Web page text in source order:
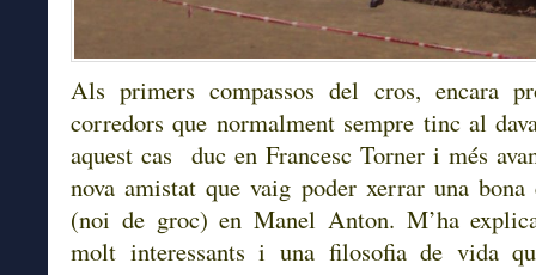
Als primers compassos del cros, encara
corredors que normalment sempre tinc al
aquest cas duc en Francesc Torner i més
nova amistat que vaig poder xerrar una
(noi de groc) en Manel Anton. M’ha
molt interessants i una filosofia de vida